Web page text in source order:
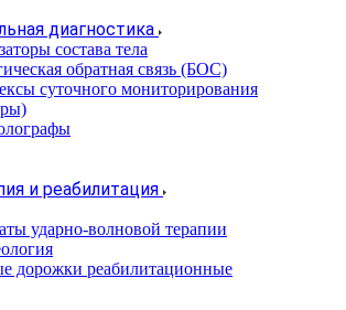
диагностика
состава тела
обратная связь (БОС)
суточного мониторирования
и реабилитация
ударно-волновой терапии
дорожки реабилитационные